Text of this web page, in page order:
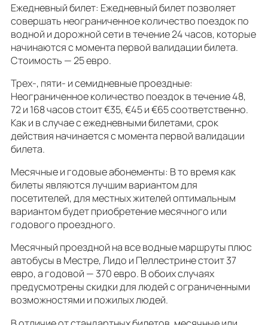
Ежедневный билет: Ежедневный билет позволяет
совершать неограниченное количество поездок по
водной и дорожной сети в течение 24 часов, которые
начинаются с момента первой валидации билета.
Стоимость — 25 евро.
Трех-, пяти- и семидневные проездные:
Неограниченное количество поездок в течение 48,
72 и 168 часов стоит €35, €45 и €65 соответственно.
Как и в случае с ежедневными билетами, срок
действия начинается с момента первой валидации
билета.
Месячные и годовые абонементы: В то время как
билеты являются лучшим вариантом для
посетителей, для местных жителей оптимальным
вариантом будет приобретение месячного или
годового проездного.
Месячный проездной на все водные маршруты плюс
автобусы в Местре, Лидо и Пеллестрине стоит 37
евро, а годовой — 370 евро. В обоих случаях
предусмотрены скидки для людей с ограниченными
возможностями и пожилых людей.